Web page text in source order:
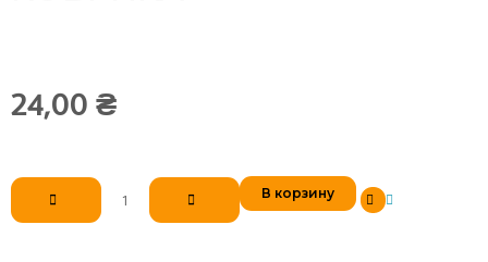
24,00 ₴
Количество
товара
В корзину